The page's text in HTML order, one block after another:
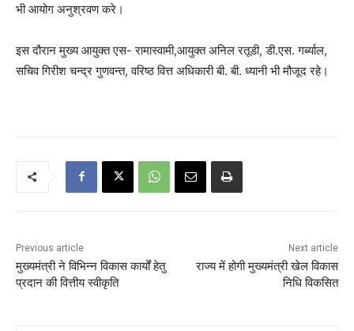
भी आयोग अनुश्रवण करे।
इस दौरान मुख्य आयुक्त एस- रामास्वामी,आयुक्त अनिल रतूडी, डी.एस. गर्ब्याल,
सचिव गिरीश चन्द्र गुणवन्त, वरिष्ठ वित्त अधिकारी बी. बी. ध्यानी भी मौजूद रहे।
Previous article
मुख्यमंत्री ने विभिन्न विकास कार्यों हेतु
प्रदान की वित्तीय स्वीकृति
Next article
राज्य में होगी मुख्यमंत्री खेल विकास
निधि विकसित